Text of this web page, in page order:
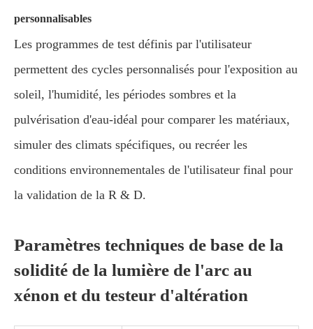
personnalisables
Les programmes de test définis par l'utilisateur
permettent des cycles personnalisés pour l'exposition au
soleil, l'humidité, les périodes sombres et la
pulvérisation d'eau-idéal pour comparer les matériaux,
simuler des climats spécifiques, ou recréer les
conditions environnementales de l'utilisateur final pour
la validation de la R & D.
Paramètres techniques de base de la
solidité de la lumière de l'arc au
xénon et du testeur d'altération